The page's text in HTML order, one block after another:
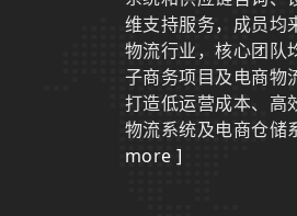
维支持服务，成员均
物流行业，核心团队
子商务项目及电商物
打造低运营成本、高
物流系统及电商仓储
more ]